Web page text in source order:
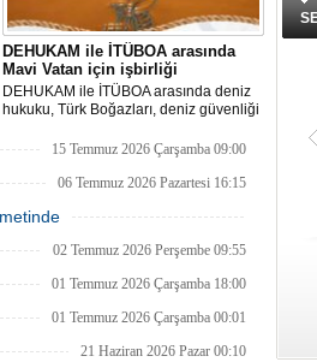
DEHUKAM ile İTÜBOA arasında
Mavi Vatan için işbirliği
DEHUKAM ile İTÜBOA arasında deniz
hukuku, Türk Boğazları, deniz güvenliği
araştırmalar yapmak üzere iş birliği
15 Temmuz 2026 Çarşamba 09:00
06 Temmuz 2026 Pazartesi 16:15
02 Temmuz 2026 Perşembe 16:30
02 Temmuz 2026 Perşembe 09:55
01 Temmuz 2026 Çarşamba 18:00
01 Temmuz 2026 Çarşamba 00:01
21 Haziran 2026 Pazar 00:10